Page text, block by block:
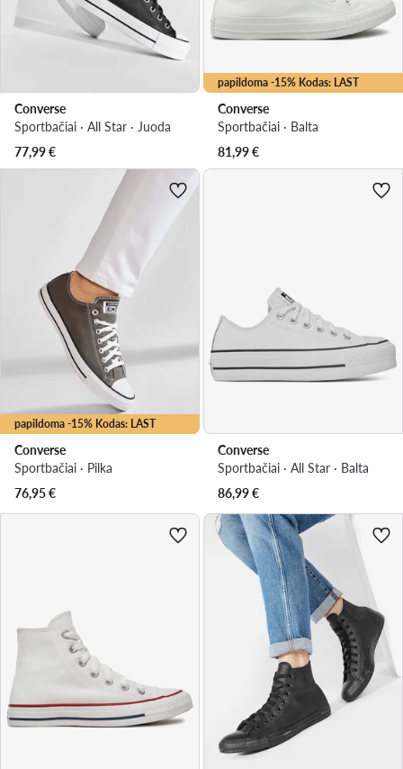
Converse
Sportbačiai · All Star · Juoda
77,99€
papildoma -15% Kodas: LAST
Converse
Sportbačiai · Balta
81,99€
papildoma -15% Kodas: LAST
Converse
Sportbačiai · Pilka
76,95€
Converse
Sportbačiai · All Star · Balta
86,99€